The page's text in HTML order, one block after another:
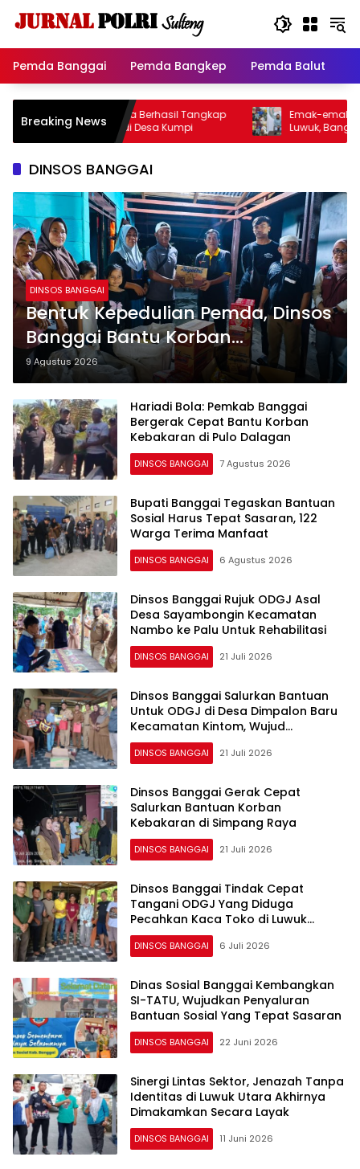
Pemda Banggai
Pemda Bangkep Pemda Balut
Breaking News
Morowali Utara Berhasil Tangkap
Tabrak Lari di Desa Kumpi
Emak-emak Diduga
Luwuk, Banggai
DINSOS BANGGAI
DINSOS BANGGAI
Bentuk Kepedulian Pemda, Dinsos
Banggai Bantu Korban
Kebakaran Hanga-Hanga
9 Agustus 2026
Hariadi Bola: Pemkab Banggai
Bergerak Cepat Bantu Korban
Kebakaran di Pulo Dalagan
DINSOS BANGGAI 7 Agustus 2026
Bupati Banggai Tegaskan Bantuan
Sosial Harus Tepat Sasaran, 122
Warga Terima Manfaat
DINSOS BANGGAI 6 Agustus 2026
Dinsos Banggai Rujuk ODGJ Asal
Desa Sayambongin Kecamatan
Nambo ke Palu Untuk Rehabilitasi
DINSOS BANGGAI 21 Juli 2026
Dinsos Banggai Salurkan Bantuan
Untuk ODGJ di Desa Dimpalon Baru
Kecamatan Kintom, Wujud
Penanganan Humanis dan Respons
Cepat
DINSOS BANGGAI 21 Juli 2026
Dinsos Banggai Gerak Cepat
Salurkan Bantuan Korban
Kebakaran di Simpang Raya
DINSOS BANGGAI 21 Juli 2026
Dinsos Banggai Tindak Cepat
Tangani ODGJ Yang Diduga
Pecahkan Kaca Toko di Luwuk
Selatan
DINSOS BANGGAI 6 Juli 2026
Dinas Sosial Banggai Kembangkan
SI-TATU, Wujudkan Penyaluran
Bantuan Sosial Yang Tepat Sasaran
DINSOS BANGGAI 22 Juni 2026
Sinergi Lintas Sektor, Jenazah Tanpa
Identitas di Luwuk Utara Akhirnya
Dimakamkan Secara Layak
DINSOS BANGGAI 11 Juni 2026